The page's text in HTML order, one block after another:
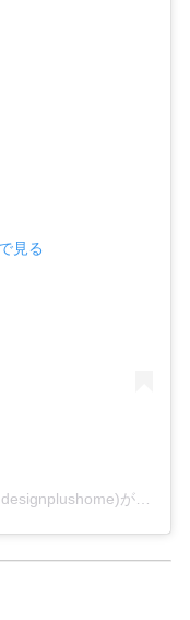
見る
KOKETSU A.D.｜コウケツ建築設計(@designplushome)がシェアした投稿